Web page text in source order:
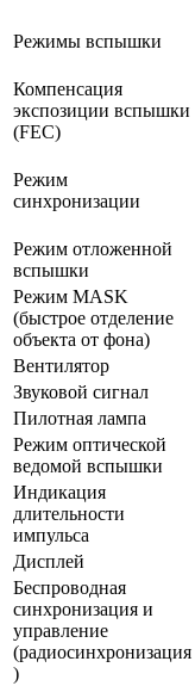
Режимы вспышки
Компенсация
экспозиции вспышки
(FEC)
Режим
синхронизации
Режим отложенной
вспышки
Режим MASK
(быстрое отделение
объекта от фона)
Вентилятор
Звуковой сигнал
Пилотная лампа
Режим оптической
ведомой вспышки
Индикация
длительности
импульса
Дисплей
Беспроводная
синхронизация и
управление
(радиосинхронизация
)